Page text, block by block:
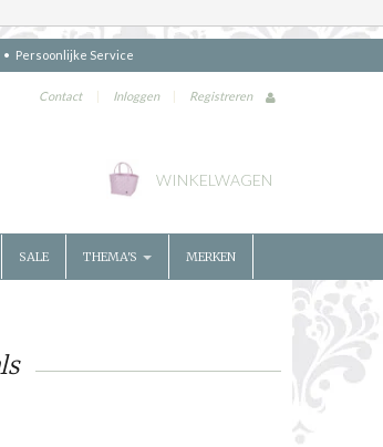
Persoonlijke Service
Contact | Inloggen | Registreren
WINKELWAGEN
SALE THEMA'S MERKEN